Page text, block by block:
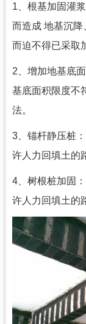
1、根基加固灌
而造成 地基沉
而迫不得已采取
2、增加地基底
基底面积限度不
法。
3、锚杆静压桩
许人力回填土的
4、树根桩加固
许人力回填土的